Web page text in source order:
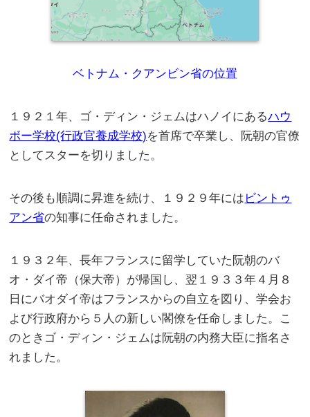
ベトナム・クアンビン省の位置
１９２１年、ゴ・ディン・ジェムはハノイにあるハウ
ボー学校(行政官養成学校)を首席で卒業し、阮朝の官僚
としてスターを切りました。
その後も順調に昇進を続け、１９２９年には ビントゥ
アン省の知事に任命されました。
１９３２年、長年フランスに留学していた阮朝のバ
オ・ダイ帝（保大帝）が帰国し、翌１９３３年４月８
日にバオダイ帝はフランスからの自立を図り、学会お
よび行政府から５人の新しい閣僚を任命しました。こ
のときゴ・ディン・ジェムは阮朝の内務大臣に指名さ
れました。